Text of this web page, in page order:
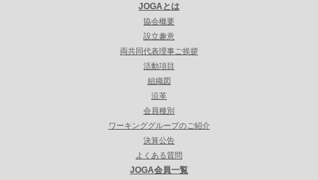
JOGAとは
協会概要
設立趣意
両共同代表理事ご挨拶
活動項目
組織図
沿革
会員種別
ワーキンググループのご紹介
決算公告
よくある質問
JOGA会員一覧